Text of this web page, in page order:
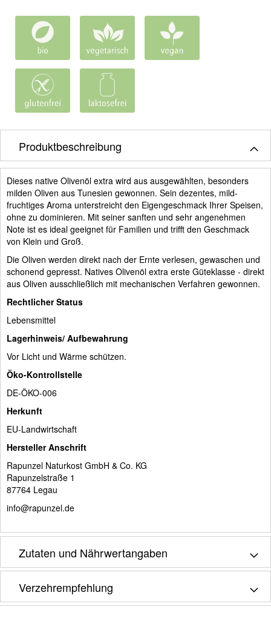
Produktbeschreibung
Dieses native Olivenöl extra wird aus ausgewählten, besonders
milden Oliven aus Tunesien gewonnen. Sein dezentes, mild-
fruchtiges Aroma unterstreicht den Eigengeschmack Ihrer Speisen,
ohne zu dominieren. Mit seiner sanften und sehr angenehmen
Note ist es ideal geeignet für Familien und trifft den Geschmack
von Klein und Groß.
Die Oliven werden direkt nach der Ernte verlesen, gewaschen und
schonend gepresst. Natives Olivenöl extra erste Güteklasse - direkt
aus Oliven ausschließlich mit mechanischen Verfahren gewonnen.
Rechtlicher Status
Lebensmittel
Lagerhinweis/ Aufbewahrung
Vor Licht und Wärme schützen.
Öko-Kontrollstelle
DE-ÖKO-006
Herkunft
EU-Landwirtschaft
Hersteller Anschrift
Rapunzel Naturkost GmbH & Co. KG
Rapunzelstraße 1
87764 Legau
info@rapunzel.de
Zutaten und Nährwertangaben
Verzehrempfehlung